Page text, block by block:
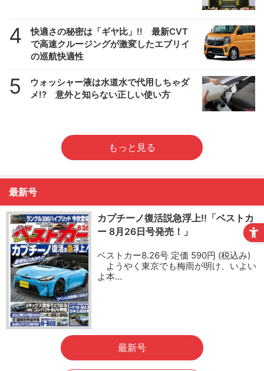
4
快適さの秘密は「ギヤ比」!! 最新CVT
で高速クルージングが激変したエブリイ
の巡航快適性
5
ウォッシャー液は水道水で代用しちゃダ
メ!? 意外と知らない正しい使い方
もっと見る
最新号
カプチーノ復活説急浮上!!「ベストカ
ー 8月26日号発売！」
ベストカー8.26号 定価 590円 (税込み)
ようやく東京でも梅雨が明け、いよい
よ本…
最新号